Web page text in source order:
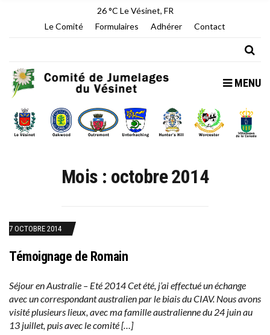
26 °C Le Vésinet, FR
Le Comité
Formulaires Adhérer Contact
MENU
Mois : octobre 2014
7 OCTOBRE 2014
Témoignage de Romain
Séjour en Australie – Eté 2014 Cet été, j’ai effectué un échange
avec un correspondant australien par le biais du CIAV. Nous avons
visité plusieurs lieux, avec ma famille australienne du 24 juin au
13 juillet, puis avec le comité […]